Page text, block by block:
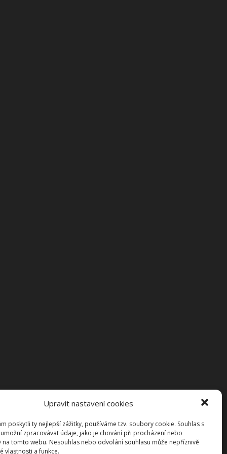
Upravit nastavení cookies
poskytli ty nejlepší zážitky, používáme tzv. soubory cookie. Souhlas s
zpracovávat údaje, jako je chování při procházení nebo
na tomto webu. Nesouhlas nebo odvolání souhlasu může nepříznivě
vlastnosti a funkce.